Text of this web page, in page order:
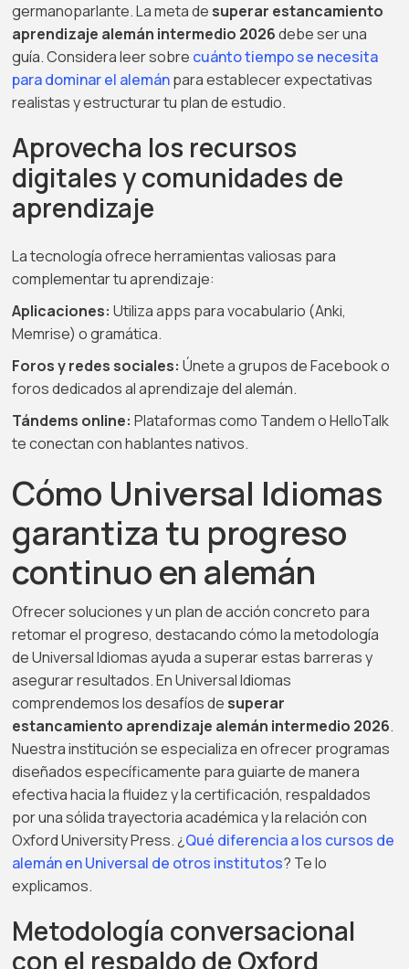
germanoparlante. La meta de superar estancamiento
aprendizaje alemán intermedio 2026debe ser una
guía. Considera leer sobre cuánto tiempo se necesita
para dominar el alemánpara establecer expectativas
realistas y estructurar tu plan de estudio.
Aprovecha los recursos
digitales y comunidades de
aprendizaje
La tecnología ofrece herramientas valiosas para
complementar tu aprendizaje:
Aplicaciones: Utiliza apps para vocabulario (Anki,
Memrise) o gramática.
Foros y redes sociales: Únete a grupos de Facebook o
foros dedicados al aprendizaje del alemán.
Tándems online: Plataformas como Tandem o HelloTalk
te conectan con hablantes nativos.
Cómo Universal Idiomas
garantiza tu progreso
continuo en alemán
Ofrecer soluciones y un plan de acción concreto para
retomar el progreso, destacando cómo la metodología
de Universal Idiomas ayuda a superar estas barreras y
asegurar resultados. En Universal Idiomas
comprendemos los desafíos de superar
estancamiento aprendizaje alemán intermedio 2026.
Nuestra institución se especializa en ofrecer programas
diseñados específicamente para guiarte de manera
efectiva hacia la fluidez y la certificación, respaldados
por una sólida trayectoria académica y la relación con
Oxford University Press. ¿Qué diferencia a los cursos de
alemán en Universal de otros institutos? Te lo
explicamos.
Metodología conversacional
con el respaldo de Oxford